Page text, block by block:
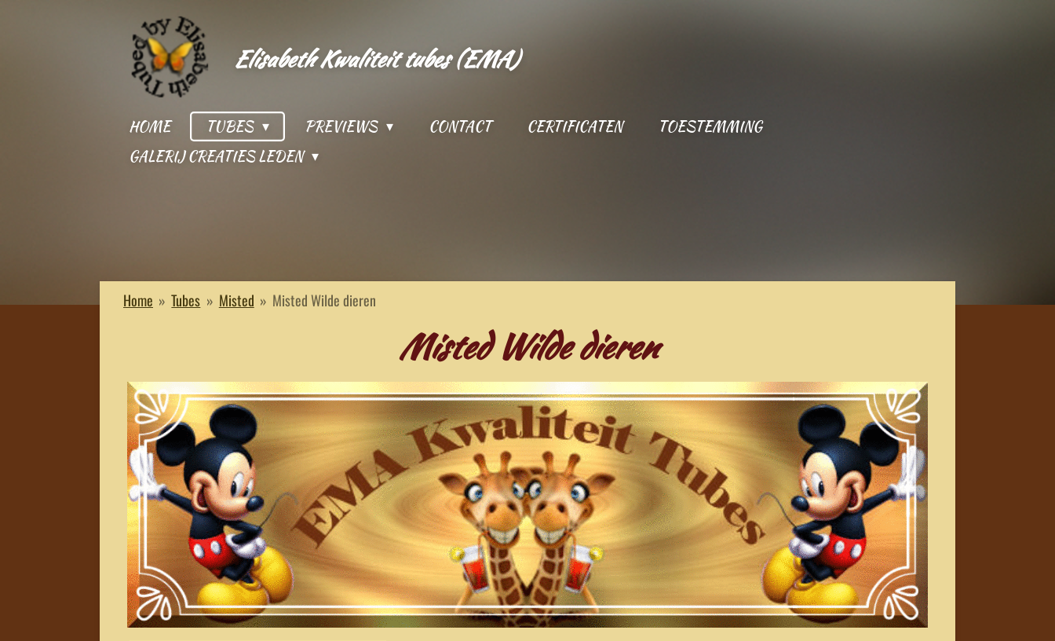
Elisabeth Kwaliteit tubes (EMA)
HOME TUBES PREVIEWS CONTACT CERTIFICATEN
TOESTEMMING
GALERIJ CREATIES LEDEN
Home » Tubes » Misted » Misted Wilde dieren
Misted Wilde dieren